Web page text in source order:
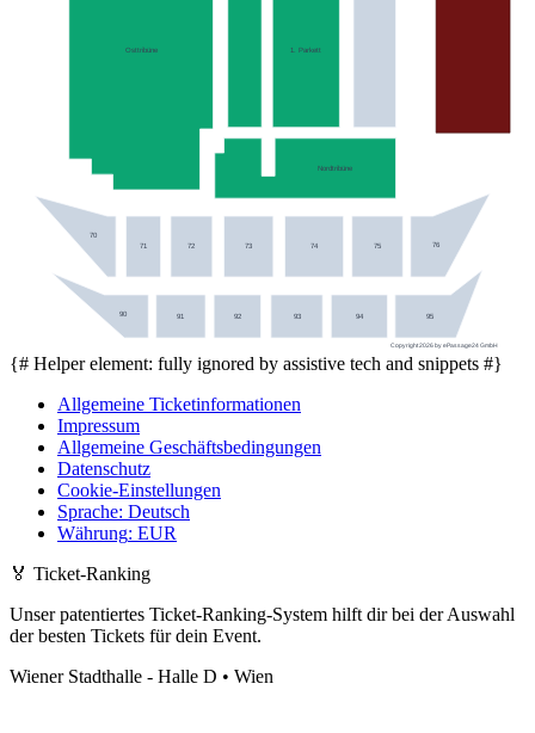
95
94
93
92
91
90
76
75
74
73
72
71
70
1. Parkett
Nordtribüne
Osttribüne
Copyright 2026 by ePassage24 GmbH
{# Helper element: fully ignored by assistive tech and snippets #}
Allgemeine Ticketinformationen
Impressum
Allgemeine Geschäftsbedingungen
Datenschutz
Cookie-Einstellungen
Sprache: Deutsch
Währung: EUR
🏅 Ticket-Ranking
Unser patentiertes Ticket-Ranking-System hilft dir bei der Auswahl
der besten Tickets für dein Event.
Wiener Stadthalle - Halle D • Wien